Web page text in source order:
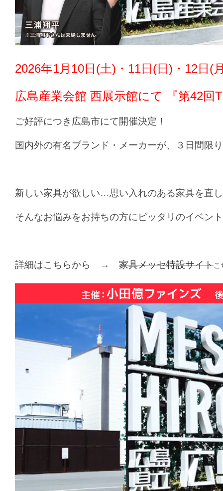
2026年1月10日(土)・11日(日)・12日(
広島産業会館 西展示館にて 『第42回
ご好評につき広島市にて開催決定！
国内外の有名ブランド・メーカーが、３日間限
新しい家具が欲しい…思い入れのある家具を直
そんなお悩みをお持ちの方にピッタリのイベン
詳細はこちらから → 家具メッセ特設サイトこ